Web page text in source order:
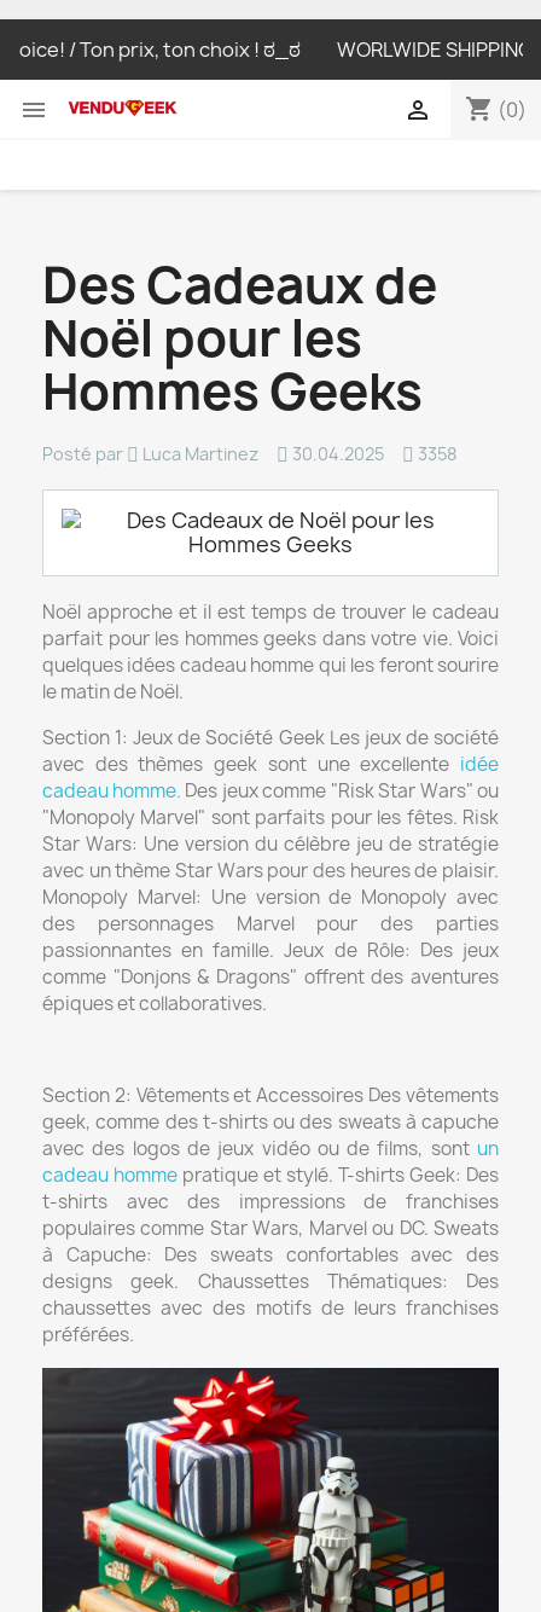
/ Ton prix, ton choix ! ಠ_ಠ WORLWIDE
 shopping_cart (0)

Des Cadeaux de
Noël pour les
Hommes Geeks
Posté par Luca Martinez 30.04.2025 3358
Noël approche et il est temps de trouver le cadeau
parfait pour les hommes geeks dans votre vie. Voici
quelques idées cadeau homme qui les feront sourire
le matin de Noël.
Section 1: Jeux de Société Geek Les jeux de société
avec des thèmes geek sont une excellente idée
cadeau homme. Des jeux comme "Risk Star Wars" ou
"Monopoly Marvel" sont parfaits pour les fêtes. Risk
Star Wars: Une version du célèbre jeu de stratégie
avec un thème Star Wars pour des heures de plaisir.
Monopoly Marvel: Une version de Monopoly avec
des personnages Marvel pour des parties
passionnantes en famille. Jeux de Rôle: Des jeux
comme "Donjons & Dragons" offrent des aventures
épiques et collaboratives.
Section 2: Vêtements et Accessoires Des vêtements
geek, comme des t-shirts ou des sweats à capuche
avec des logos de jeux vidéo ou de films, sont un
cadeau homme pratique et stylé. T-shirts Geek: Des
t-shirts avec des impressions de franchises
populaires comme Star Wars, Marvel ou DC. Sweats
à Capuche: Des sweats confortables avec des
designs geek. Chaussettes Thématiques: Des
chaussettes avec des motifs de leurs franchises
préférées.